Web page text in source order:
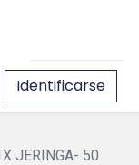
Identificarse
JERINGA- 50